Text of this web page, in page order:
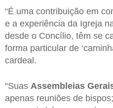
“É uma contribuição em
e a experiência da Igreja
desde o Concílio, têm se
forma particular de
cardeal.
“Suas Assembleias
apenas reuniões de